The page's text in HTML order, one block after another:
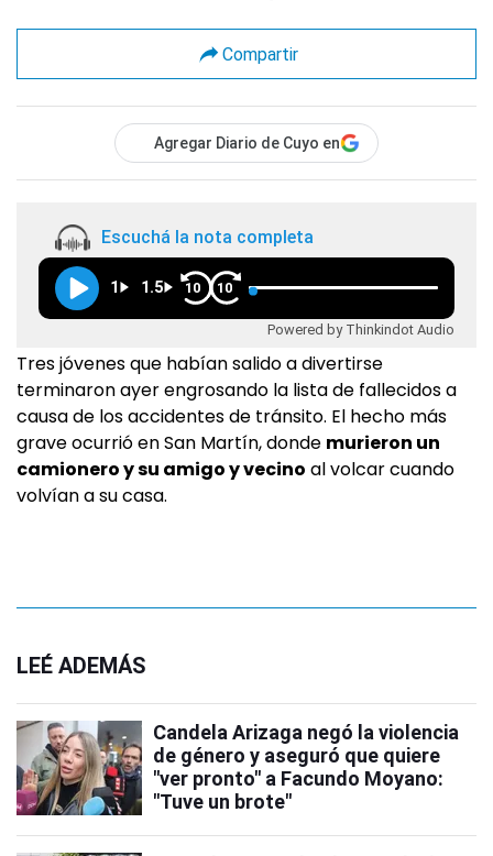
Compartir
Agregar Diario de Cuyo en
Escuchá la nota completa
1 1.5 10 10
Powered by Thinkindot Audio
Tres jóvenes que habían salido a divertirse
terminaron ayer engrosando la lista de fallecidos a
causa de los accidentes de tránsito. El hecho más
grave ocurrió en San Martín, donde murieron un
camionero y su amigo y vecino al volcar cuando
volvían a su casa.
LEÉ ADEMÁS
Candela Arizaga negó la violencia
de género y aseguró que quiere
"ver pronto" a Facundo Moyano:
"Tuve un brote"